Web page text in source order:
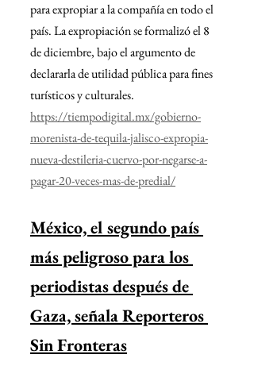
para expropiar a la compañía en todo el
país. La expropiación se formalizó el 8
de diciembre, bajo el argumento de
declararla de utilidad pública para fines
turísticos y culturales.
https://tiempodigital.mx/gobierno-
morenista-de-tequila-jalisco-expropia-
nueva-destileria-cuervo-por-negarse-a-
pagar-20-veces-mas-de-predial/
México, el segundo país
más peligroso para los
periodistas después de
Gaza, señala Reporteros
Sin Fronteras